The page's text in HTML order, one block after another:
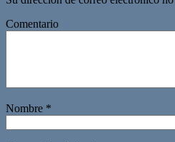
Comentario
Nombre *